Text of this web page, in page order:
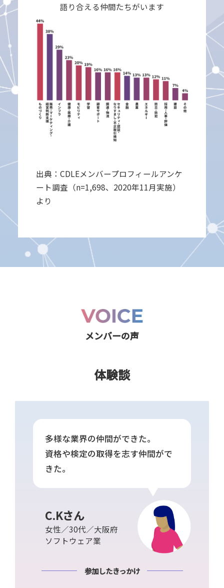
語り合える仲間たちがいます
出典：CDLEメンバープロフィールアンケ
ート調査（n=1,698、2020年11月実施）
より
メンバーの声
体験談
多様な業界の仲間ができた。
資格や検定の取得を志す仲間がで
きた。
C.Kさん
女性／30代／大阪府
ソフトウェア業
参加したきっかけ